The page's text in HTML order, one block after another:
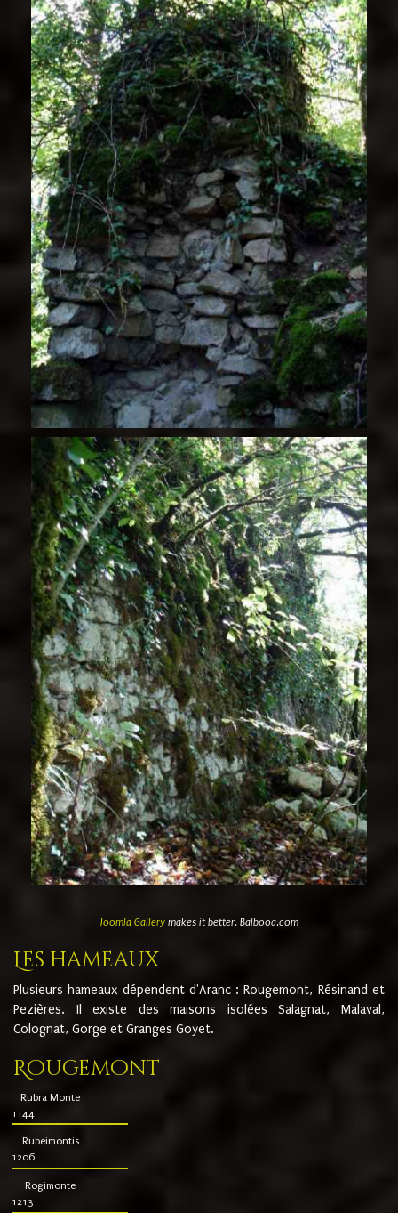
Joomla Gallerymakes it better. Balbooa.com
Les hameaux
Plusieurs hameaux dépendent d'Aranc : Rougemont, Résinand et
Pezières. Il existe des maisons isolées Salagnat, Malaval,
Colognat, Gorge et Granges Goyet.
Rougemont
Rubra Monte
1144
Rubeimontis
1206
Rogimonte
1213